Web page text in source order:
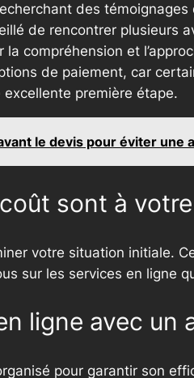
des témoignages
de rencontrer plusieurs
compréhension et
de paiement, car
première étape.
le devis pour éviter une
sont à
votre situation initiale.
sur les services en ligne
ligne avec un
pour garantir son